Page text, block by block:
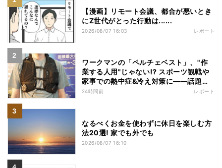
【漫画】リモート会議、都合が悪いとき
にZ世代がとった行動は......
2026/08/07 16:03 レポート
ワークマンの「ペルチェベスト」、"作
業する人用"じゃない!? スポーツ観戦や
家事での熱中症&冷え対策に――話題の
商品を徹底検証
24時間前 レポート
なるべくお金を使わずに休日を楽しむ方
法20選! 家でも外でも
2026/08/07 16:10